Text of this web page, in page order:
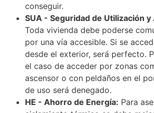
conseguir.
SUA - Seguridad de Utilización
Toda vivienda debe poderse
por una vía accesible. Si se
desde el exterior, será perfecto.
el caso de acceder por zonas
ascensor o con peldaños en el
de uso será denegado.
HE - Ahorro de Energía: Para